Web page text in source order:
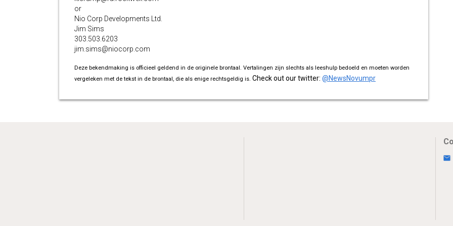
or
Nio Corp Developments Ltd.
Jim Sims
303.503.6203
jim.sims@niocorp.com
Deze bekendmaking is officieel geldend in de originele brontaal. Vertalingen zijn slechts als leeshulp bedoeld en moeten worden
vergeleken met de tekst in de brontaal, die als enige rechtsgeldig is. Check out our twitter: @NewsNovumpr